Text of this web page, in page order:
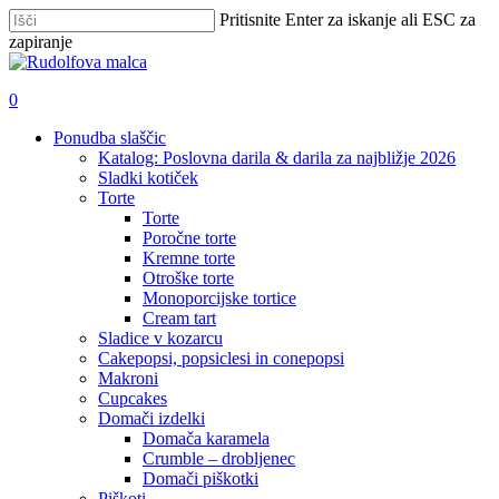
Skip
to
main
Pritisnite Enter za iskanje ali ESC za
zapiranje
Zapri
išči
account
0
Ponudba slaščic
Katalog: Poslovna darila & darila za najbližje 2026
Sladki kotiček
Torte
Torte
Poročne torte
Kremne torte
Otroške torte
Monoporcijske tortice
Cream tart
Sladice v kozarcu
Cakepopsi, popsiclesi in conepopsi
Makroni
Cupcakes
Domači izdelki
Domača karamela
Crumble – drobljenec
Domači piškotki